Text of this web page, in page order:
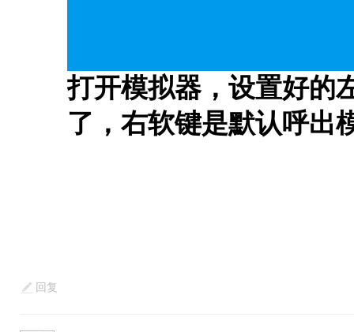
打开模拟器，设置好的
了，右软键是默认呼出
回复